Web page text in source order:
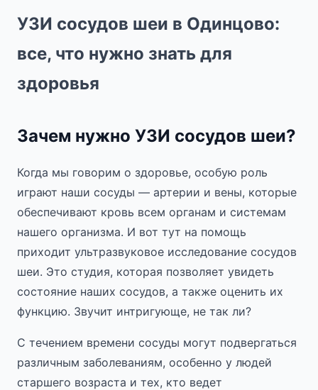
УЗИ сосудов шеи в Одинцово:
все, что нужно знать для
здоровья
Зачем нужно УЗИ сосудов шеи?
Когда мы говорим о здоровье, особую роль
играют наши сосуды — артерии и вены, которые
обеспечивают кровь всем органам и системам
нашего организма. И вот тут на помощь
приходит ультразвуковое исследование сосудов
шеи. Это студия, которая позволяет увидеть
состояние наших сосудов, а также оценить их
функцию. Звучит интригующе, не так ли?
С течением времени сосуды могут подвергаться
различным заболеваниям, особенно у людей
старшего возраста и тех, кто ведет